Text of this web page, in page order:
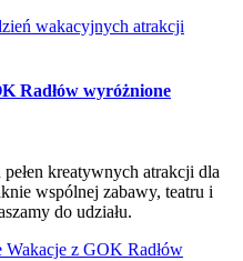
wakacyjnych atrakcji
Radłów wyróżnione
kreatywnych atrakcji dla
wspólnej zabawy, teatru i
do udziału.
Wakacje z GOK Radłów